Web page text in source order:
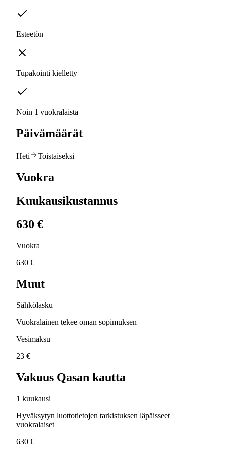
Esteetön
Tupakointi kielletty
Noin 1 vuokralaista
Päivämäärät
Heti Toistaiseksi
Vuokra
Kuukausikustannus
630 €
Vuokra
630 €
Muut
Sähkölasku
Vuokralainen tekee oman sopimuksen
Vesimaksu
23 €
Vakuus Qasan kautta
1 kuukausi
Hyväksytyn luottotietojen tarkistuksen läpäisseet
vuokralaiset
630 €